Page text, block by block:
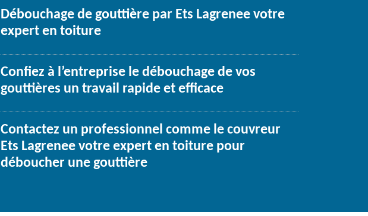
Débouchage de gouttière par Ets Lagrenee votre
expert en toiture
Confiez à l’entreprise le débouchage de vos
gouttières un travail rapide et efficace
Contactez un professionnel comme le couvreur
Ets Lagrenee votre expert en toiture pour
déboucher une gouttière